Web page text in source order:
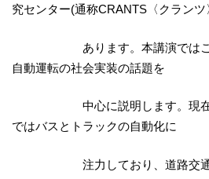
究センター(通称CRANTS〈クランツ
あります。本講演ではこの
自動運転の社会実装の話題を
中心に説明します。現在自
ではバスとトラックの自動化に
注力しており、道路交通法